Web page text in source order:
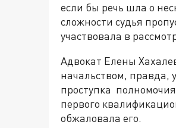
если бы речь шла о
сложности судья
участвовала в
Адвокат Елены
начальством, правда,
проступка полномочия
первого
обжаловала его.